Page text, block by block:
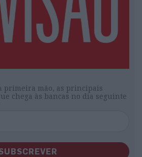
primeira mão, as principais
chega às bancas no dia seguinte